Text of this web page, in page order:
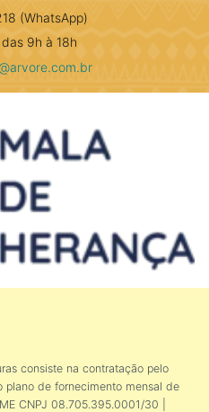
(WhatsApp)
9h à 18h
consiste na contratação pelo
plano de fornecimento mensal de
CNPJ 08.705.395.0001/30 |